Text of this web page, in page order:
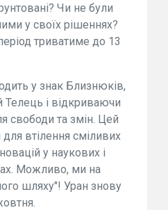
Чи не були
у своїх рішеннях?
триватиме до 13
у знак Близнюків,
і відкриваючи
свободи та змін. Цей
втілення сміливих
у наукових і
Можливо, ми на
шляху"! Уран знову